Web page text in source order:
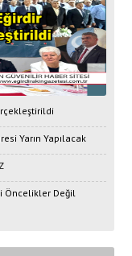
Yarın Yapılacak
Öncelikler Değil